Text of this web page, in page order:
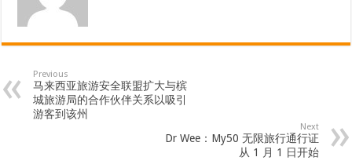
Previous
马来西亚旅游安全联盟扩大与槟
城旅游局的合作伙伴关系以吸引
游客到该州
Next
Dr Wee：My50 无限旅行通行证
从 1 月 1 日开始